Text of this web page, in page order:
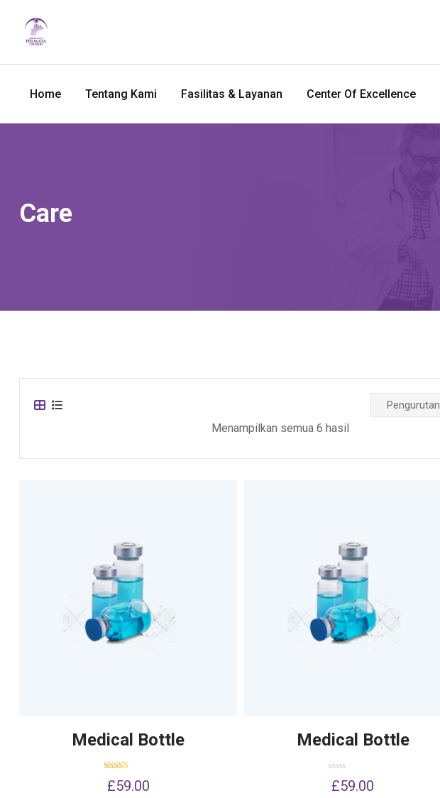
Home Tentang Kami Fasilitas & Layanan Center Of Excellence
Care
Menampilkan semua 6 hasil
Medical Bottle
Dinilai
5.00
£59.00
Medical Bottle
Dinilai
0£59.00